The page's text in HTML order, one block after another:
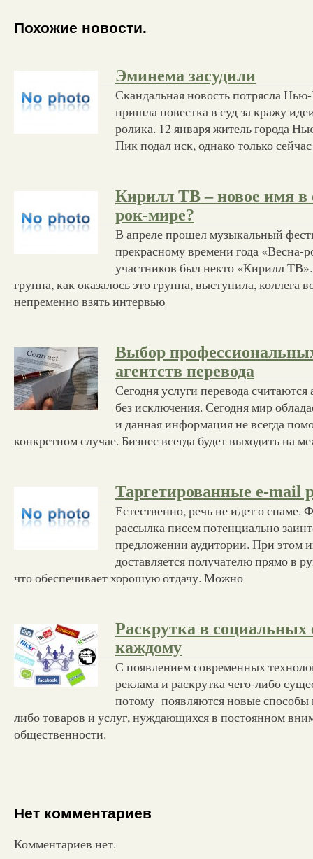
Похожие новости.
Эминема засудили
Скандальная новость потрясла
пришла повестка в суд за кражу
ролика. 12 января житель города
Пик подал иск, однако только
Кирилл ТВ – новое имя в
рок-мире?
В апреле прошел музыкальный
прекрасному времени года «Весна-
участников был некто «Кирилл
группа, как оказалось это группа, выступила, коллега
непременно взять интервью
Выбор
агентств перевода
Сегодня услуги перевода
без исключения. Сегодня мир
и данная информация не всегда
конкретном случае. Бизнес всегда будет выходить на
Таргетированные e-mail
Естественно, речь не идет о спаме.
рассылка писем потенциально
предложении аудитории. При этом
доставляется получателю прямо в
что обеспечивает хорошую отдачу. Можно
Раскрутка в социальных
каждому
С появлением современных
реклама и раскрутка чего-либо
потому появляются новые способы
либо товаров и услуг, нуждающихся в постоянном
общественности.
Нет комментариев
Комментариев нет.